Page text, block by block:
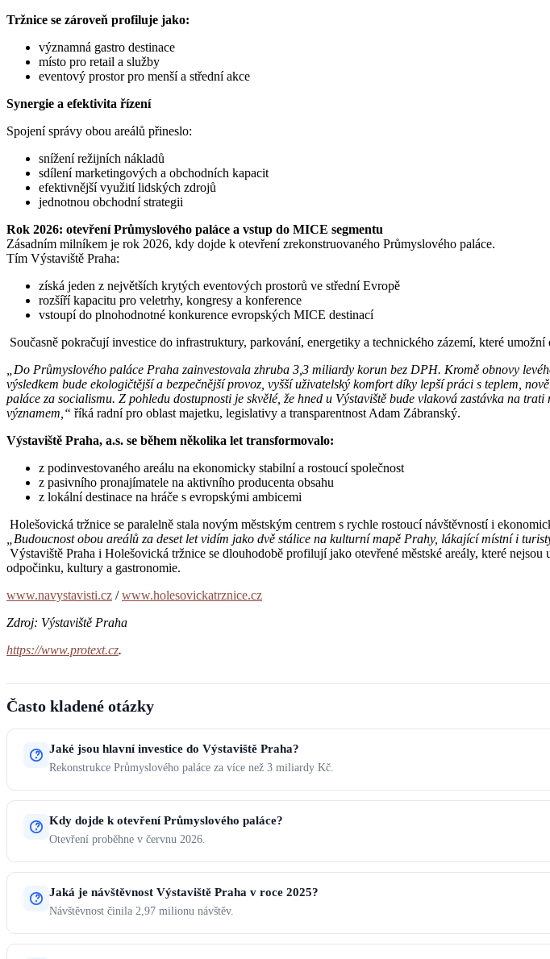
Tržnice se zároveň profiluje jako:
významná gastro destinace
místo pro retail a služby
eventový prostor pro menší a střední akce
Synergie a efektivita řízení
Spojení správy obou areálů přineslo:
snížení režijních nákladů
sdílení marketingových a obchodních kapacit
efektivnější využití lidských zdrojů
jednotnou obchodní strategii
Rok 2026: otevření Průmyslového paláce a vstup do MICE segmentu
Zásadním milníkem je rok 2026, kdy dojde k otevření zrekonstruovaného Průmyslového paláce.
Tím Výstaviště Praha:
získá jeden z největších krytých eventových prostorů ve střední Evropě
rozšíří kapacitu pro veletrhy, kongresy a konference
vstoupí do plnohodnotné konkurence evropských MICE destinací
Současně pokračují investice do infrastruktury, parkování, energetiky a technického zázemí, které
„Do Průmyslového paláce Praha zainvestovala zhruba 3,3 miliardy korun bez DPH. Kromě obnovy
výsledkem bude ekologičtější a bezpečnější provoz, vyšší uživatelský komfort díky lepší práci s teplem,
paláce za socialismu. Z pohledu dostupnosti je skvělé, že hned u Výstaviště bude vlaková zastávka na
významem,“ říká radní pro oblast majetku, legislativy a transparentnost Adam Zábranský.
Výstaviště Praha, a.s. se během několika let transformovalo:
z podinvestovaného areálu na ekonomicky stabilní a rostoucí společnost
z pasivního pronajímatele na aktivního producenta obsahu
z lokální destinace na hráče s evropskými ambicemi
Holešovická tržnice se paralelně stala novým městským centrem s rychle rostoucí návštěvností i
„Budoucnost obou areálů za deset let vidím jako dvě stálice na kulturní mapě Prahy, lákající místní i
Výstaviště Praha i Holešovická tržnice se dlouhodobě profilují jako otevřené městské areály, které
odpočinku, kultury a gastronomie.
www.navystavisti.cz /www.holesovickatrznice.cz
Zdroj: Výstaviště Praha
https://www.protext.cz.
Často kladené otázky
Jaké jsou hlavní investice do Výstaviště Praha?
Rekonstrukce Průmyslového paláce za více než 3 miliardy Kč.
Kdy dojde k otevření Průmyslového paláce?
Otevření proběhne v červnu 2026.
Jaká je návštěvnost Výstaviště Praha v roce 2025?
Návštěvnost činila 2,97 milionu návštěv.